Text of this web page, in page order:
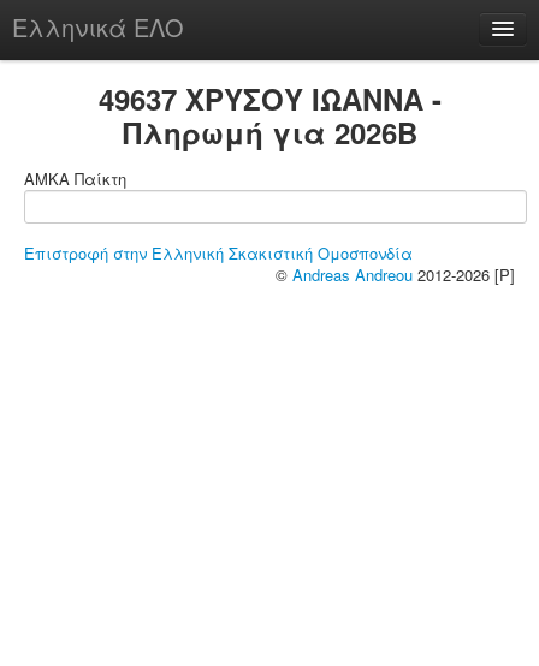
Ελληνικά ΕΛΟ
chesstu.be @ discord
49637 ΧΡΥΣΟΥ ΙΩΑΝΝΑ -
Πληρωμή για 2026B
ΑΜΚΑ Παίκτη
Επιστροφή στην Ελληνική Σκακιστική Ομοσπονδία
© Andreas Andreou 2012-2026 [P]